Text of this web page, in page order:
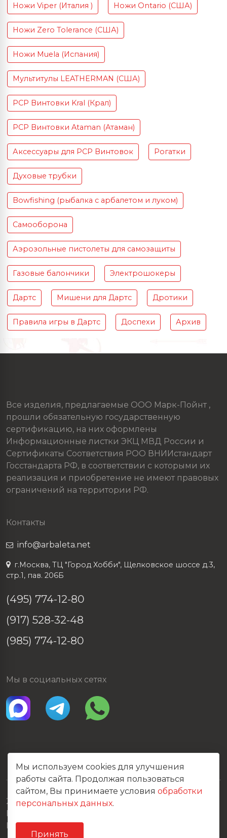
Ножи Viper (Италия ) Ножи Ontario (США)
Ножи Zero Tolerance (США)
Ножи Muela (Испания)
Мультитулы LEATHERMAN (США)
PCP Винтовки Kral (Крал)
PCP Винтовки Ataman (Атаман)
Аксессуары для PCP Винтовок Рогатки
Духовые трубки
Bowfishing (рыбалка с арбалетом и луком)
Самооборона
Аэрозольные пистолеты для самозащиты
Газовые балончики Электрошокеры
Дартс Мишени для Дартс Дротики
Правила игры в Дартс Доспехи Архив
Все изделия, предлагаемые ООО Марк-Пойнт ,
прошли обязательную государственную
сертификацию, на них оформлены
Информационные листки ЭКЦ МВД России и
Сертификаты Соответствия РОО ВНИИстандарт
Госстандарта РФ, в соответствии с которыми их
реализация и приобретение не имеют правовых
ограничений на территории РФ.
Контакты
info@arbaleta.net
г.Москва, ТЦ "Город Хобби", Щелковское шоссе д.3,
стр.1, пав. 206Б
(495) 774-12-80
(917) 528-32-48
(985) 774-12-80
Мы в социальных сетях
2026 © Все права защищены
Политика конфиденциальности
Карта сайта
Мы используем cookies для улучшения
работы сайта. Продолжая пользоваться
сайтом, Вы принимаете условия обработки
персональных данных.
Принять